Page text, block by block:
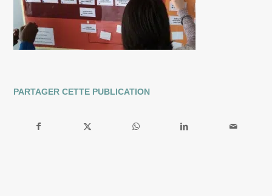
PARTAGER CETTE PUBLICATION